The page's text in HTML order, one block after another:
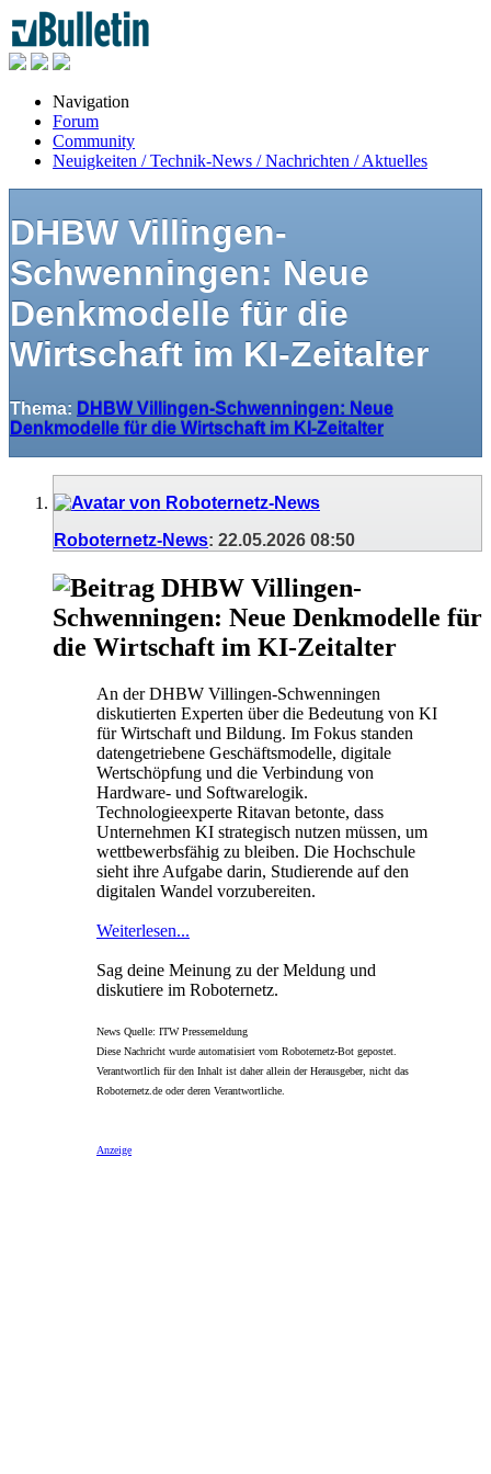
Navigation
Forum
Community
Neuigkeiten / Technik-News / Nachrichten / Aktuelles
DHBW Villingen-
Schwenningen: Neue
Denkmodelle für die
Wirtschaft im KI-Zeitalter
Thema: DHBW Villingen-Schwenningen: Neue
Denkmodelle für die Wirtschaft im KI-Zeitalter
Roboternetz-News: 22.05.2026 08:50
DHBW Villingen-
Schwenningen: Neue Denkmodelle für
die Wirtschaft im KI-Zeitalter
An der DHBW Villingen-Schwenningen
diskutierten Experten über die Bedeutung von KI
für Wirtschaft und Bildung. Im Fokus standen
datengetriebene Geschäftsmodelle, digitale
Wertschöpfung und die Verbindung von
Hardware- und Softwarelogik.
Technologieexperte Ritavan betonte, dass
Unternehmen KI strategisch nutzen müssen, um
wettbewerbsfähig zu bleiben. Die Hochschule
sieht ihre Aufgabe darin, Studierende auf den
digitalen Wandel vorzubereiten.
Weiterlesen...
Sag deine Meinung zu der Meldung und
diskutiere im Roboternetz.
News Quelle: ITW Pressemeldung
Diese Nachricht wurde automatisiert vom Roboternetz-Bot gepostet.
Verantwortlich für den Inhalt ist daher allein der Herausgeber, nicht das
Roboternetz.de oder deren Verantwortliche.
Anzeige